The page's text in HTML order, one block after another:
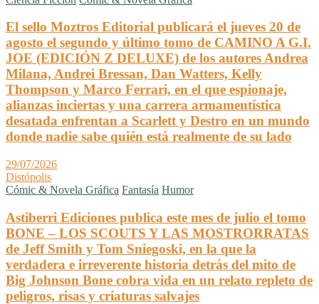
El sello Moztros Editorial publicará el jueves 20 de
agosto el segundo y último tomo de CAMINO A G.I.
JOE (EDICIÓN Z DELUXE) de los autores Andrea
Milana, Andrei Bressan, Dan Watters, Kelly
Thompson y Marco Ferrari, en el que espionaje,
alianzas inciertas y una carrera armamentística
desatada enfrentan a Scarlett y Destro en un mundo
donde nadie sabe quién está realmente de su lado
29/07/2026
Distópolis
Cómic & Novela Gráfica Fantasía Humor
Astiberri Ediciones publica este mes de julio el tomo
BONE – LOS SCOUTS Y LAS MOSTRORRATAS
de Jeff Smith y Tom Sniegoski, en la que la
verdadera e irreverente historia detrás del mito de
Big Johnson Bone cobra vida en un relato repleto de
peligros, risas y criaturas salvajes